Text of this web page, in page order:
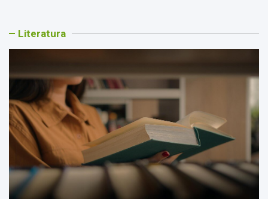
n
n
o
g
h
–
e
k
a
z
J
a
n
a
A
a
a
k
a
r
g
o
,
c
l
n
Literatura